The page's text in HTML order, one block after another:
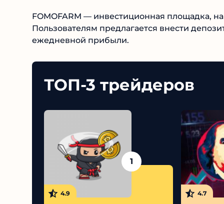
FOMOFARM — инвестиционная площадка,
Пользователям предлагается внести
ежедневной прибыли.
ТОП-3 трейдеров
1
4.9 4.7